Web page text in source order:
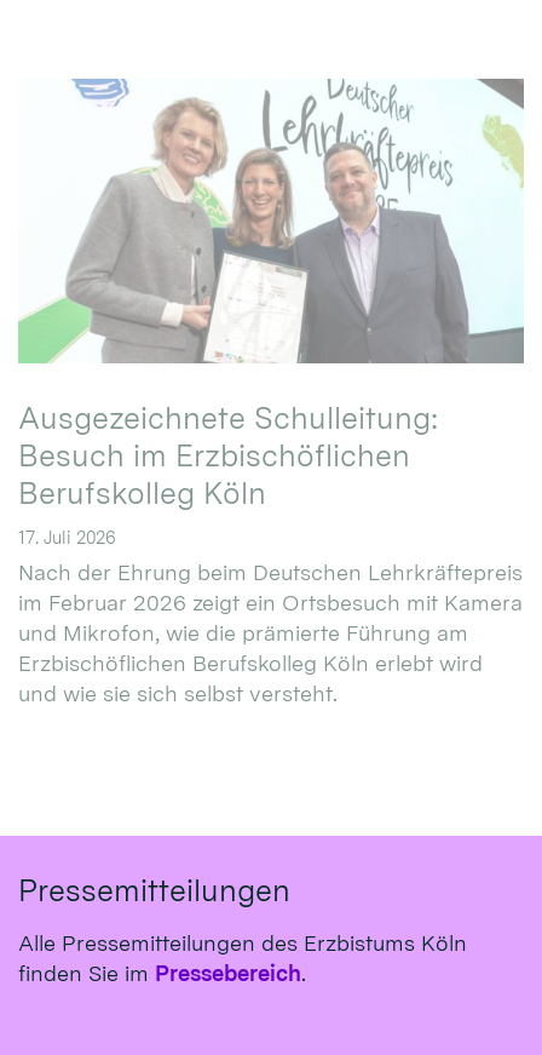
Ausgezeichnete Schulleitung:
Besuch im Erzbischöflichen
Berufskolleg Köln
17. Juli 2026
Nach der Ehrung beim Deutschen Lehrkräftepreis
im Februar 2026 zeigt ein Ortsbesuch mit Kamera
und Mikrofon, wie die prämierte Führung am
Erzbischöflichen Berufskolleg Köln erlebt wird
und wie sie sich selbst versteht.
Pressemitteilungen
Alle Pressemitteilungen des Erzbistums Köln
finden Sie im Pressebereich.